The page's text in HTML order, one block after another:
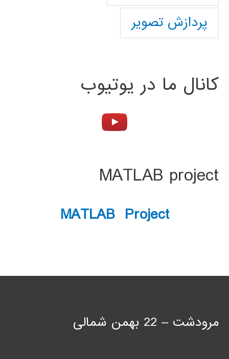
پردازش تصویر
کانال ما در یوتیوب
MATLAB project
MATLAB Project
مرودشت – 22 بهمن شمالی